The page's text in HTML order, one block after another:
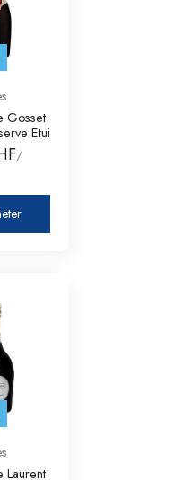
Gosset
Etui
/
Laurent